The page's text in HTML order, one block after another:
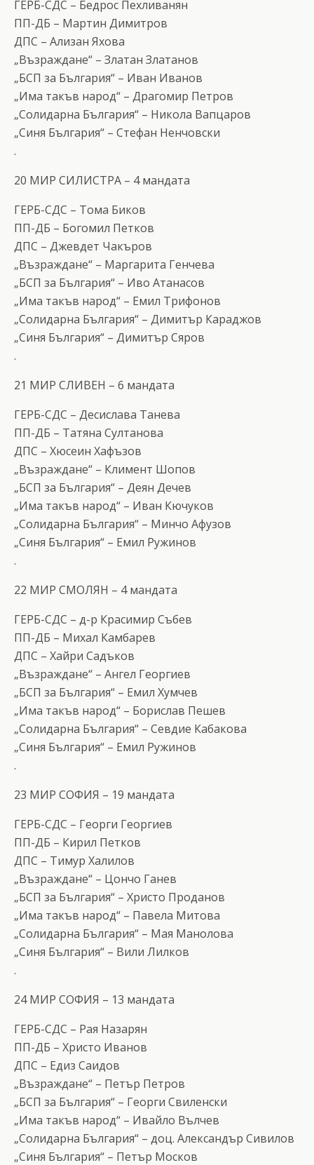
ГЕРБ-СДС – Бедрос Пехливанян
ПП-ДБ – Мартин Димитров
ДПС – Ализан Яхова
„Възраждане“ – Златан Златанов
„БСП за България“ – Иван Иванов
„Има такъв народ“ – Драгомир Петров
„Солидарна България“ – Никола Вапцаров
„Синя България“ – Стефан Ненчовски
.
20 МИР СИЛИСТРА – 4 мандата
ГЕРБ-СДС – Тома Биков
ПП-ДБ – Богомил Петков
ДПС – Джевдет Чакъров
„Възраждане“ – Маргарита Генчева
„БСП за България“ – Иво Атанасов
„Има такъв народ“ – Емил Трифонов
„Солидарна България“ – Димитър Караджов
„Синя България“ – Димитър Сяров
.
21 МИР СЛИВЕН – 6 мандата
ГЕРБ-СДС – Десислава Танева
ПП-ДБ – Татяна Султанова
ДПС – Хюсеин Хафъзов
„Възраждане“ – Климент Шопов
„БСП за България“ – Деян Дечев
„Има такъв народ“ – Иван Кючуков
„Солидарна България“ – Минчо Афузов
„Синя България“ – Емил Ружинов
.
22 МИР СМОЛЯН – 4 мандата
ГЕРБ-СДС – д-р Красимир Събев
ПП-ДБ – Михал Камбарев
ДПС – Хайри Садъков
„Възраждане“ – Ангел Георгиев
„БСП за България“ – Емил Хумчев
„Има такъв народ“ – Борислав Пешев
„Солидарна България“ – Севдие Кабакова
„Синя България“ – Емил Ружинов
.
23 МИР СОФИЯ – 19 мандата
ГЕРБ-СДС – Георги Георгиев
ПП-ДБ – Кирил Петков
ДПС – Тимур Халилов
„Възраждане“ – Цончо Ганев
„БСП за България“ – Христо Проданов
„Има такъв народ“ – Павела Митова
„Солидарна България“ – Мая Манолова
„Синя България“ – Вили Лилков
.
24 МИР СОФИЯ – 13 мандата
ГЕРБ-СДС – Рая Назарян
ПП-ДБ – Христо Иванов
ДПС – Едиз Саидов
„Възраждане“ – Петър Петров
„БСП за България“ – Георги Свиленски
„Има такъв народ“ – Ивайло Вълчев
„Солидарна България“ – доц. Александър Сивилов
„Синя България“ – Петър Москов